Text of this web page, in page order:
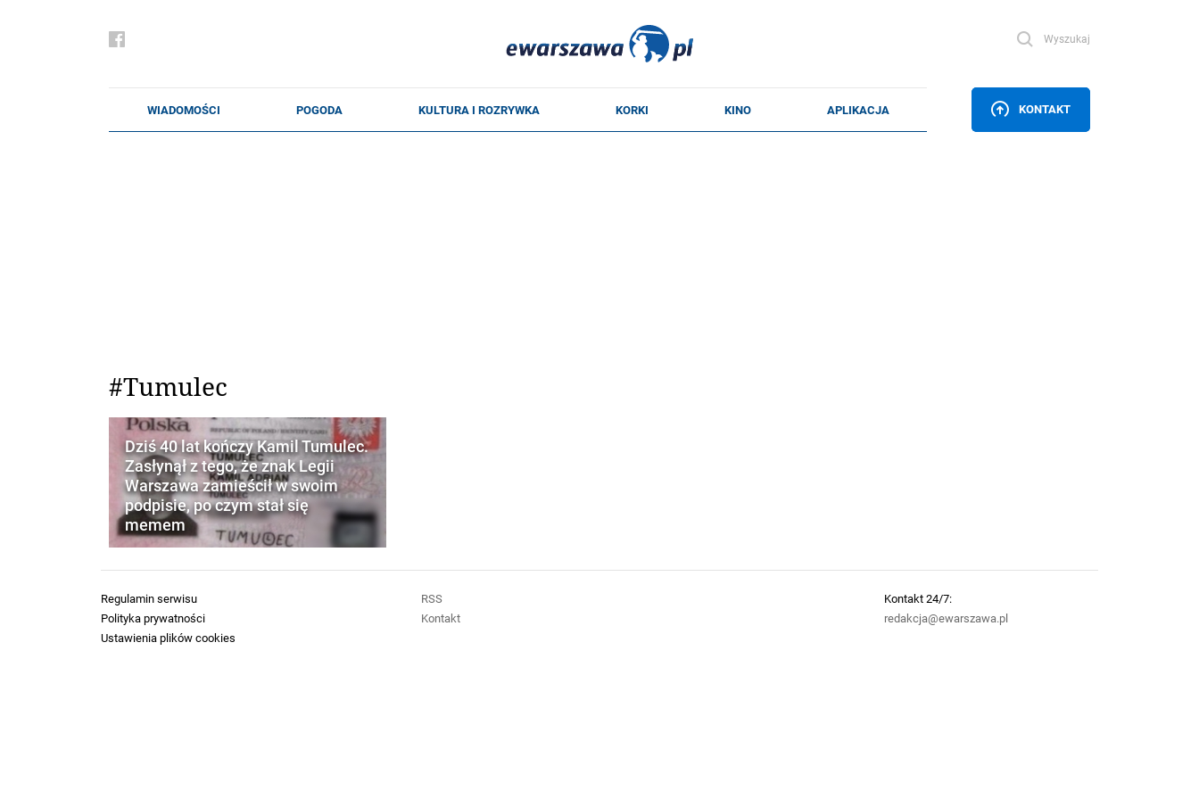
Wyszukaj
KONTAKT
#Tumulec
Dziś 40 lat kończy Kamil Tumulec.
Zasłynął z tego, że znak Legii
Warszawa zamieścił w swoim
podpisie, po czym stał się
memem
Regulamin serwisu
Polityka prywatności
Ustawienia plików cookies
RSS
Kontakt
Kontakt 24/7:
redakcja@ewarszawa.pl